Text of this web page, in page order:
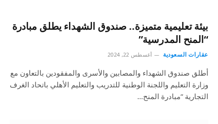
بيئة تعليمية متميزة.. صندوق الشهداء يطلق مبادرة
“المنح المدرسية”
عقارات السعودية أغسطس 22, 2024
أطلق صندوق الشهداء والمصابين والأسرى والمفقودين بالتعاون مع
وزارة التعليم واللجنة الوطنية للتدريب والتعليم الأهلي باتحاد الغرف
التجارية “مبادرة المنح…